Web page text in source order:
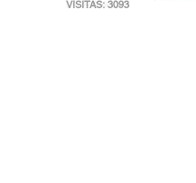
VISITAS: 3093